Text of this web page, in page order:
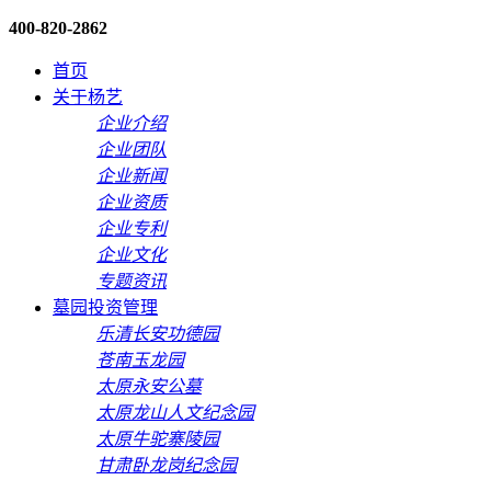
400-820-2862
首页
关于杨艺
企业介绍
企业团队
企业新闻
企业资质
企业专利
企业文化
专题资讯
墓园投资管理
乐清长安功德园
苍南玉龙园
太原永安公墓
太原龙山人文纪念园
太原牛驼寨陵园
甘肃卧龙岗纪念园